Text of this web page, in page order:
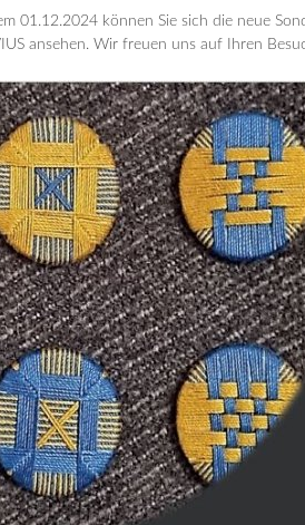
01.12.2024 können Sie sich die neue
ansehen. Wir freuen uns auf Ihren